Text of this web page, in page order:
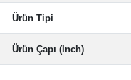
Ürün Tipi
Ürün Çapı (Inch)